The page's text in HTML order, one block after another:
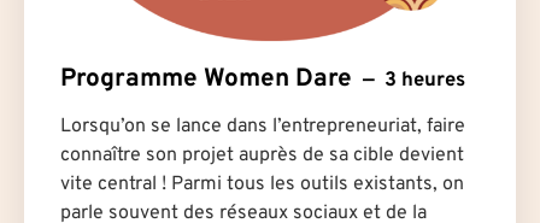
Programme Women Dare 3 heures
Lorsqu’on se lance dans l’entrepreneuriat, faire
connaître son projet auprès de sa cible devient
vite central ! Parmi tous les outils existants, on
parle souvent des réseaux sociaux et de la